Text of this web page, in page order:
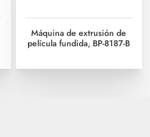
Máquina de extrusión de
película fundida, BP-8187-B